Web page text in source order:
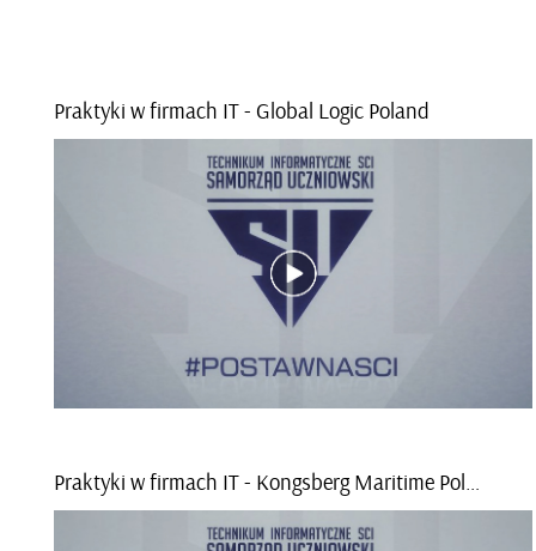
Prak­ty­ki w fir­mach IT - Glo­bal Logic Po­land
Prak­ty­ki w fir­mach IT - Kongs­berg Ma­ri­ti­me Po­land